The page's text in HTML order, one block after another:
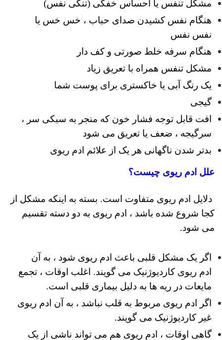
مشکل تنفس یا احساس خفگی (تنگی نفس)
هنگام نفس کشیدن صدای حباب ، خس خس یا
نفس نفس
هنگام سرفه خلط صورتی و کف دار
مشکل تنفس همراه با تعریق زیاد
یک رنگ آبی یا خاکستری برای پوست شما
گیجی
افت قابل توجه فشار خون که منجر به سبکی سر ،
سرگیجه ، ضعف یا تعریق می شود
بدتر شدن ناگهانی هر یک از علائم ادم ریوی
علل ادم ریوی چیست؟
دلایل ادم ریوی متفاوت است. بسته به اینکه مشکل از
کجا شروع شده باشد ، ادم ریوی به دو دسته تقسیم
می شود.
اگر یک مشکل قلبی باعث ادم ریوی شود ، به آن
ادم ریوی کاردیوژنیک می گویند. اغلب اوقات ، تجمع
مایعات در ریه ها به دلیل بیماری قلبی است.
اگر ادم ریوی مربوط به قلب نباشد ، به آن ادم ریوی
غیر کاردیوژنیک می گویند.
گاهی اوقات ، ادم ریوی هم می تواند ناشی از یک